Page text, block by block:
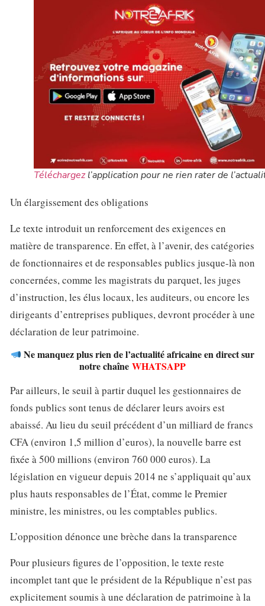
Téléchargezl’application pour ne rien rater de
Un élargissement des obligations
Le texte introduit un renforcement des exigences en
matière de transparence. En effet, à l’avenir, des catégories
de fonctionnaires et de responsables publics jusque-là non
concernées, comme les magistrats du parquet, les juges
d’instruction, les élus locaux, les auditeurs, ou encore les
dirigeants d’entreprises publiques, devront procéder à une
déclaration de leur patrimoine.
Ne manquez plus rien de l’actualité africaine en direct sur
notre chaîne WHATSAPP
Par ailleurs, le seuil à partir duquel les gestionnaires de
fonds publics sont tenus de déclarer leurs avoirs est
abaissé. Au lieu du seuil précédent d’un milliard de francs
CFA (environ 1,5 million d’euros), la nouvelle barre est
fixée à 500 millions (environ 760 000 euros). La
législation en vigueur depuis 2014 ne s’appliquait qu’aux
plus hauts responsables de l’État, comme le Premier
ministre, les ministres, ou les comptables publics.
L’opposition dénonce une brèche dans la transparence
Pour plusieurs figures de l’opposition, le texte reste
incomplet tant que le président de la République n’est pas
explicitement soumis à une déclaration de patrimoine à la